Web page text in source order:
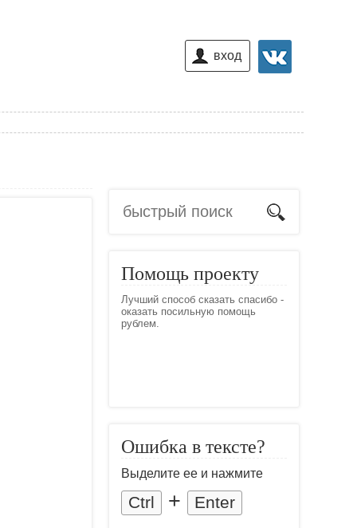
вход
Помощь проекту
Лучший способ сказать спасибо -
оказать посильную помощь
рублем.
Ошибка в тексте?
Выделите ее и нажмите
Ctrl + Enter